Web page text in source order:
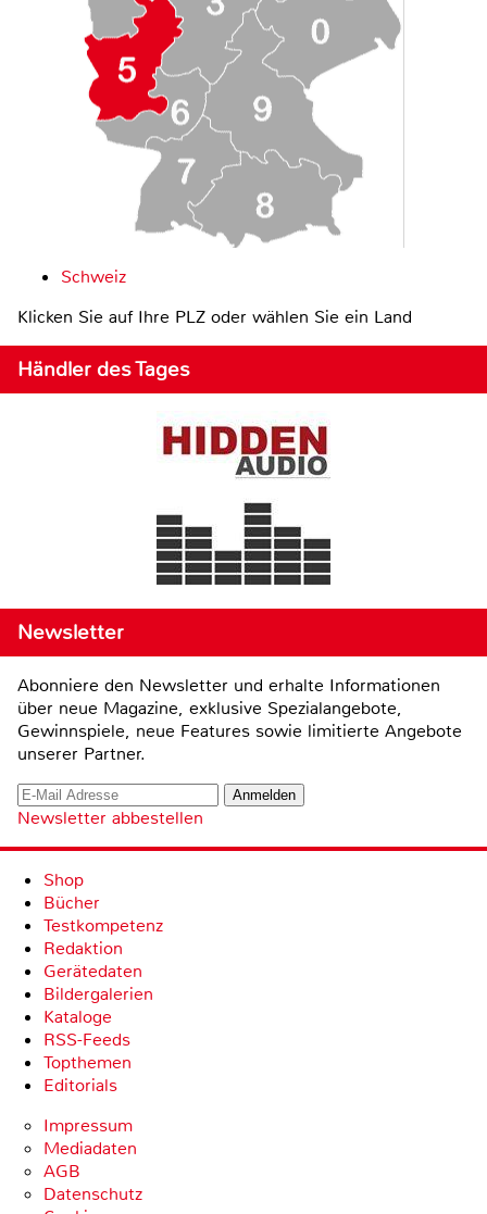
Schweiz
Klicken Sie auf Ihre PLZ oder wählen Sie ein Land
Händler des Tages
Newsletter
Abonniere den Newsletter und erhalte Informationen
über neue Magazine, exklusive Spezialangebote,
Gewinnspiele, neue Features sowie limitierte Angebote
unserer Partner.
Newsletter abbestellen
Shop
Bücher
Testkompetenz
Redaktion
Gerätedaten
Bildergalerien
Kataloge
RSS-Feeds
Topthemen
Editorials
Impressum
Mediadaten
AGB
Datenschutz